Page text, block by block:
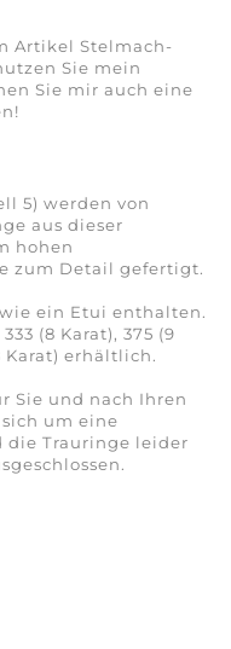
Artikel Stelmach-
Sie mein
Sie mir auch eine
5) werden von
aus dieser
hohen
zum Detail gefertigt.
ein Etui enthalten.
(8 Karat), 375 (9
Karat) erhältlich.
Sie und nach Ihren
um eine
die Trauringe leider